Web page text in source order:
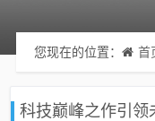
您现在的位置： 首
科技巅峰之作引领